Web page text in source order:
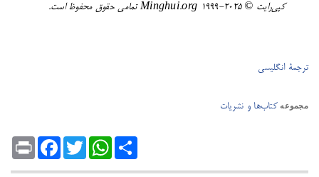
کپی‌رایت ©️ ٢٠٢٥-١٩٩٩ Minghui.org تمامی حقوق محفوظ است.
ترجمۀ انگلیسی
مجموعهکتاب‌ها و نشریات
Print
FacebookTwitter
WhatsAppShare